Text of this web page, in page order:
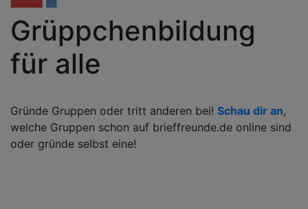
Grüppchenbildung
für alle
Gründe Gruppen oder tritt anderen bei! Schau dir an,
welche Gruppen schon auf brieffreunde.de online sind
oder gründe selbst eine!